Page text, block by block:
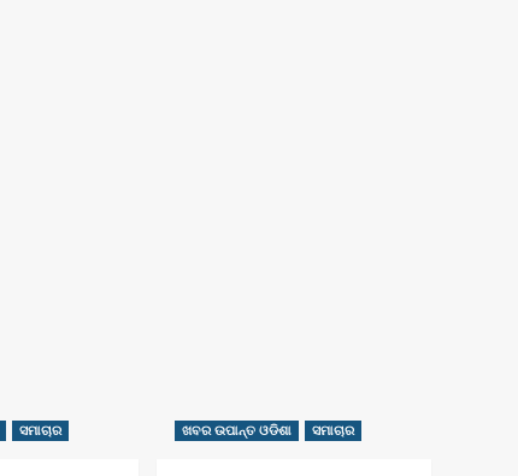
ସମାଚାର ଖବର ଉପାନ୍ତ ଓଡିଶା ସମାଚାର